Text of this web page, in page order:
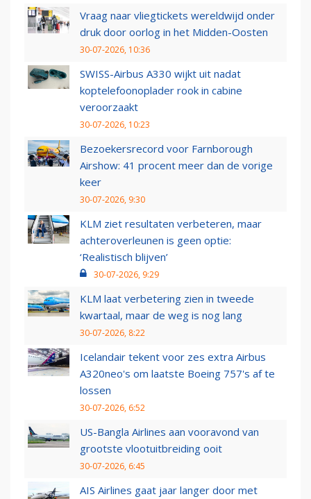
Vraag naar vliegtickets wereldwijd onder
druk door oorlog in het Midden-Oosten
30-07-2026, 10:36
SWISS-Airbus A330 wijkt uit nadat
koptelefoonoplader rook in cabine
veroorzaakt
30-07-2026, 10:23
Bezoekersrecord voor Farnborough
Airshow: 41 procent meer dan de vorige
keer
30-07-2026, 9:30
KLM ziet resultaten verbeteren, maar
achteroverleunen is geen optie:
‘Realistisch blijven’
30-07-2026, 9:29
KLM laat verbetering zien in tweede
kwartaal, maar de weg is nog lang
30-07-2026, 8:22
Icelandair tekent voor zes extra Airbus
A320neo's om laatste Boeing 757's af te
lossen
30-07-2026, 6:52
US-Bangla Airlines aan vooravond van
grootste vlootuitbreiding ooit
30-07-2026, 6:45
AIS Airlines gaat jaar langer door met